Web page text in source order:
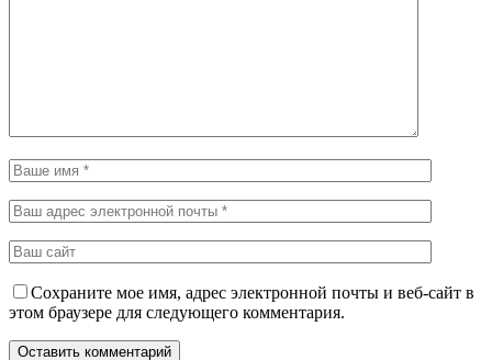
Сохраните мое имя, адрес электронной почты и веб-сайт в
этом браузере для следующего комментария.